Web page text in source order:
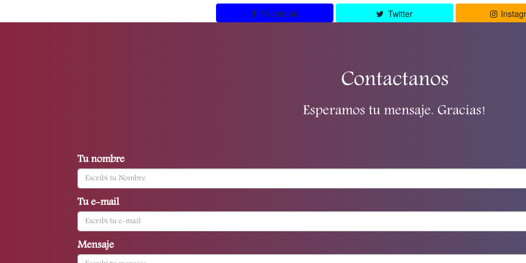
Facebook Twitter
Contactanos
Esperamos tu mensaje. Gracias!
Tu nombre
Tu e-mail
Mensaje